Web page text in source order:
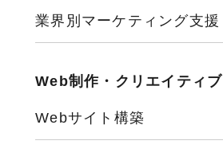
業界別マーケティング支援
Web制作・クリエイティブ
Webサイト構築